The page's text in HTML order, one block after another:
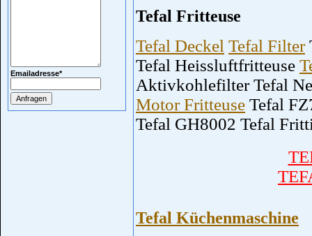
Emailadresse*
Tefal Fritteuse
Tefal Deckel Tefal Filter
Tefal Heissluftfritteuse
Aktivkohlefilter Tefal
Motor Fritteuse Tefal
Tefal GH8002 Tefal
Tefal Küchenmaschine